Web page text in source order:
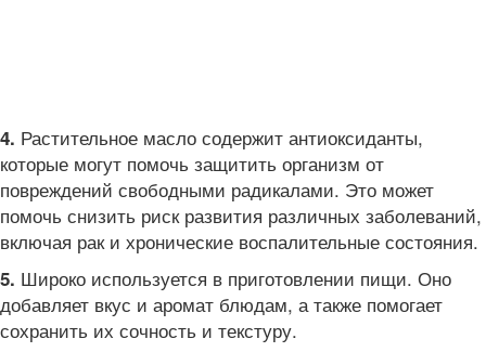
4. Растительное масло содержит антиоксиданты,
которые могут помочь защитить организм от
повреждений свободными радикалами. Это может
помочь снизить риск развития различных заболеваний,
включая рак и хронические воспалительные состояния.
5. Широко используется в приготовлении пищи. Оно
добавляет вкус и аромат блюдам, а также помогает
сохранить их сочность и текстуру.